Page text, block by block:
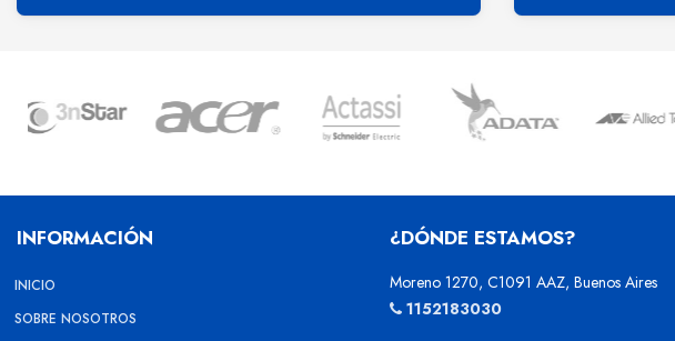
INFORMACIÓN
INICIO
SOBRE NOSOTROS
¿DÓNDE ESTAMOS?
Moreno 1270, C1091 AAZ, Buenos Aires
1152183030